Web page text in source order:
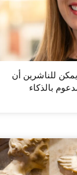
للناشرين أن
بالذكاء